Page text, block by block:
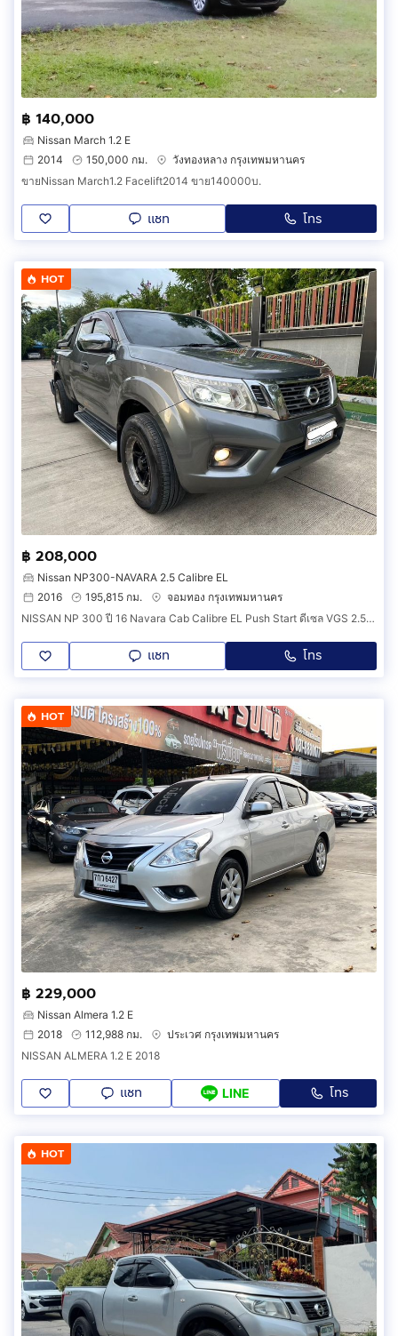
฿ 140,000
Nissan March 1.2 E
2014
150,000 กม.
วังทองหลาง กรุงเทพมหานคร
ขายNissan March1.2 Facelift2014 ขาย140000บ.
แชท โทร
HOT
฿ 208,000
Nissan NP300-NAVARA 2.5 Calibre EL
2016
195,815 กม.
จอมทอง กรุงเทพมหานคร
NISSAN NP 300 ปี 16 Navara Cab Calibre EL Push Start ดีเซล VGS 2.5 cc TURBO MT 6 เกียร์ MAX LENSO 16 ยาง Michlien ปี 25 ไม่มีชนน็อตไม่มีขยับ
แชท โทร
HOT
฿ 229,000
Nissan Almera 1.2 E
2018
112,988 กม.
ประเวศ กรุงเทพมหานคร
NISSAN ALMERA 1.2 E 2018
แชท LINE โทร
HOT